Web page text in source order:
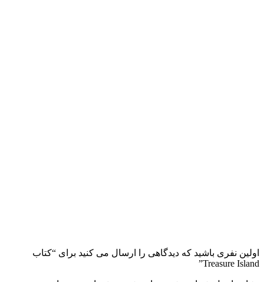
اولین نفری باشید که دیدگاهی را ارسال می کنید برای “کتاب
Treasure Island”